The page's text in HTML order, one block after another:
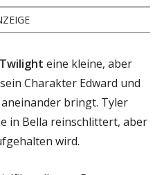
Twilight eine kleine, aber
Charakter Edward und
bringt. Tyler
in Bella reinschlittert, aber
wird.